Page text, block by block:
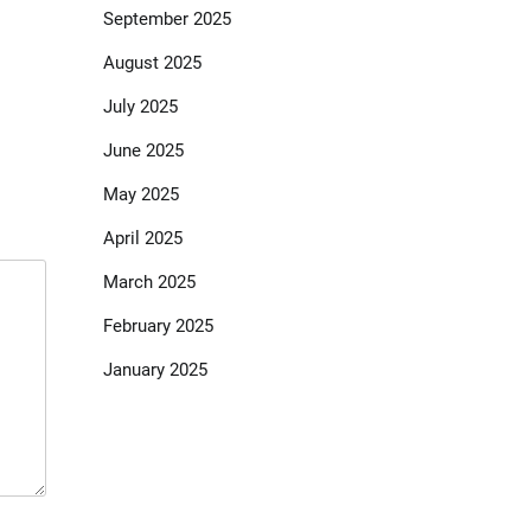
September 2025
August 2025
July 2025
June 2025
May 2025
April 2025
March 2025
February 2025
January 2025